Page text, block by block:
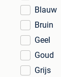
Blauw
Bruin
Geel
Goud
Grijs